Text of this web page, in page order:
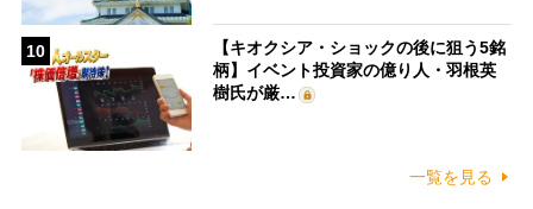
10
【キオクシア・ショックの後に狙う5銘
柄】イベント投資家の億り人・羽根英
樹氏が厳…
一覧を見る